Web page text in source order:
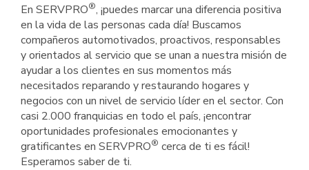
En SERVPRO®, ¡puedes marcar una diferencia positiva
en la vida de las personas cada día! Buscamos
compañeros automotivados, proactivos, responsables
y orientados al servicio que se unan a nuestra misión de
ayudar a los clientes en sus momentos más
necesitados reparando y restaurando hogares y
negocios con un nivel de servicio líder en el sector. Con
casi 2.000 franquicias en todo el país, ¡encontrar
oportunidades profesionales emocionantes y
gratificantes en SERVPRO® cerca de ti es fácil!
Esperamos saber de ti.